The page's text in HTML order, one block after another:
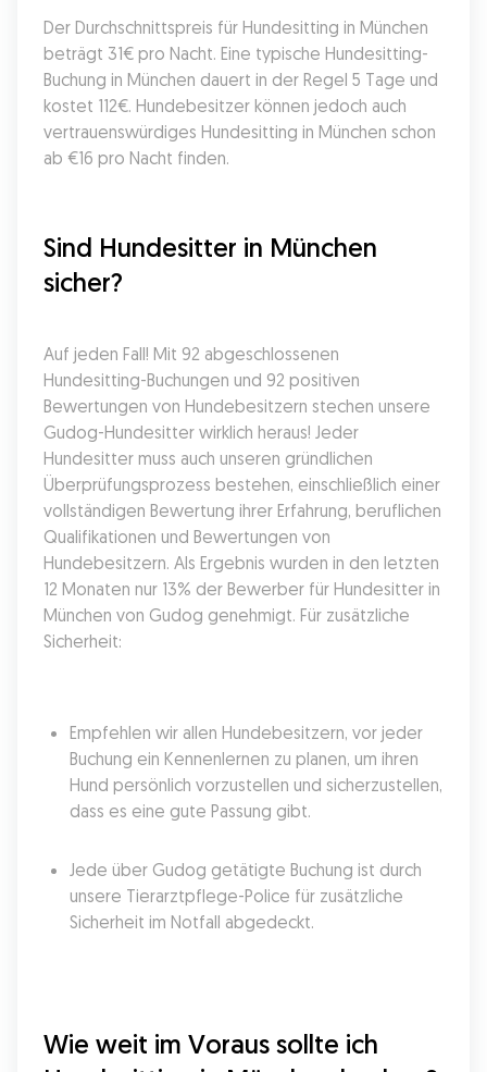
Der Durchschnittspreis für Hundesitting in München
beträgt 31€ pro Nacht. Eine typische Hundesitting-
Buchung in München dauert in der Regel 5 Tage und
kostet 112€. Hundebesitzer können jedoch auch
vertrauenswürdiges Hundesitting in München schon
ab €16 pro Nacht finden.
Sind Hundesitter in München
sicher?
Auf jeden Fall! Mit 92 abgeschlossenen
Hundesitting-Buchungen und 92 positiven
Bewertungen von Hundebesitzern stechen unsere
Gudog-Hundesitter wirklich heraus! Jeder
Hundesitter muss auch unseren gründlichen
Überprüfungsprozess bestehen, einschließlich einer
vollständigen Bewertung ihrer Erfahrung, beruflichen
Qualifikationen und Bewertungen von
Hundebesitzern. Als Ergebnis wurden in den letzten
12 Monaten nur 13% der Bewerber für Hundesitter in
München von Gudog genehmigt. Für zusätzliche
Sicherheit:
Empfehlen wir allen Hundebesitzern, vor jeder
Buchung ein Kennenlernen zu planen, um ihren
Hund persönlich vorzustellen und sicherzustellen,
dass es eine gute Passung gibt.
Jede über Gudog getätigte Buchung ist durch
unsere Tierarztpflege-Police für zusätzliche
Sicherheit im Notfall abgedeckt.
Wie weit im Voraus sollte ich